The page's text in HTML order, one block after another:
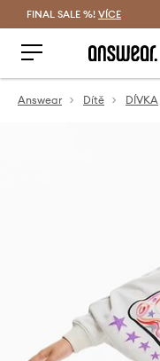
FINAL SALE %! VÍCE
Answear Dítě DÍVKA